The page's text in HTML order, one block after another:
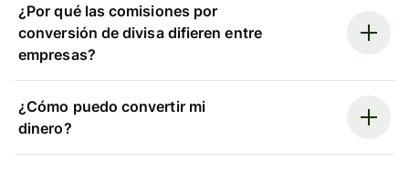
¿Por qué las comisiones por
conversión de divisa difieren entre
empresas?
¿Cómo puedo convertir mi
dinero?